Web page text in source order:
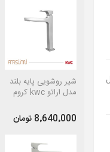
شیر روشویی پایه بلند
مدل اراتو kwc کروم
8٬640٬000 تومان